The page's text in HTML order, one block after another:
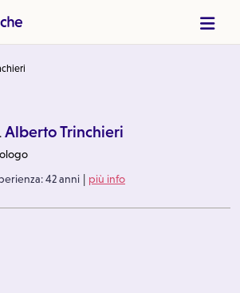
Alberto Trinchieri
42 anni | più info